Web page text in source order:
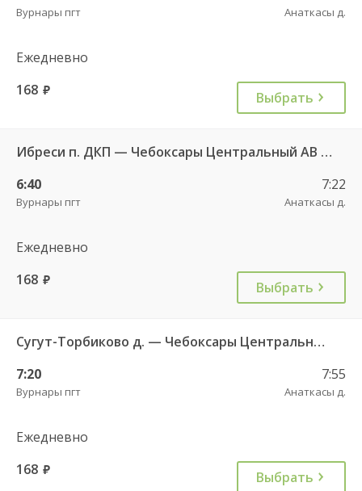
Вурнары пгт Анаткасы д.
Ежедневно
168 руб. Выбрать
Ибреси п. ДКП — Чебоксары Центральный АВ 541
6:40
Вурнары пгт
7:22
Анаткасы д.
Ежедневно
168 руб. Выбрать
Сугут-Торбиково д. — Чебоксары Центральный АВ 658
7:20
Вурнары пгт
7:55
Анаткасы д.
Ежедневно
168 руб. Выбрать